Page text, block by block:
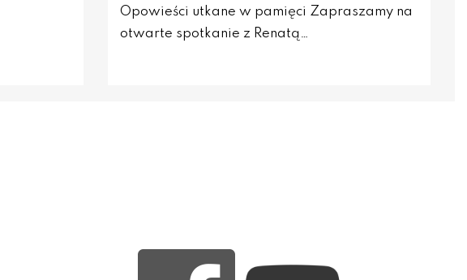
Opowieści utkane w pamięci Zapraszamy na
otwarte spotkanie z Renatą…